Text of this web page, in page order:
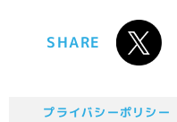
SHARE
プライバシーポリシー